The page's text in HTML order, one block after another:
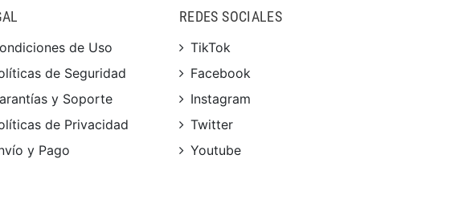
de Uso
de Seguridad
y Soporte
de Privacidad
y Pago
REDES SOCIALES
TikTok
Facebook
Instagram
Twitter
Youtube